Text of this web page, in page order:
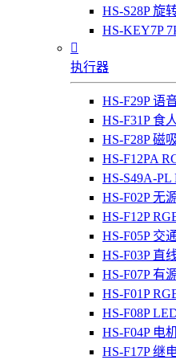
HS-S28P 旋
HS-KEY7P

执行器
HS-F29P 语
HS-F31P 食
HS-F28P 磁
HS-F12PA
HS-S49A-
HS-F02P 无
HS-F12P
HS-F05P 交
HS-F03P 直
HS-F07P 有
HS-F01P
HS-F08P
HS-F04P 电
HS-F17P 继